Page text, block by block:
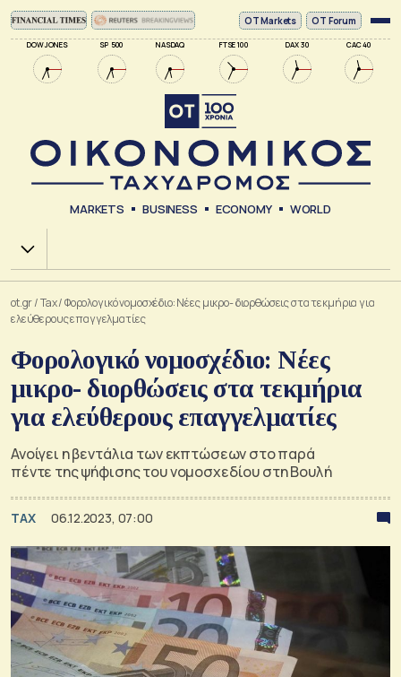
DOW JONES SP 500 NASDAQ FTSE 100 DAX 30 CAC 40
ΟΤ Markets OT Forum
MARKETS BUSINESS ECONOMY WORLD
Χ.Α.
ot.gr/Tax/Φορολογικό νομοσχέδιο: Νέες μικρο- διορθώσεις στα τεκμήρια για
ελεύθερους επαγγελματίες
Φορολογικό νομοσχέδιο: Νέες
μικρο- διορθώσεις στα τεκμήρια
για ελεύθερους επαγγελματίες
Ανοίγει η βεντάλια των εκπτώσεων στο παρά
πέντε της ψήφισης του νομοσχεδίου στη Βουλή
TAX 06.12.2023, 07:00